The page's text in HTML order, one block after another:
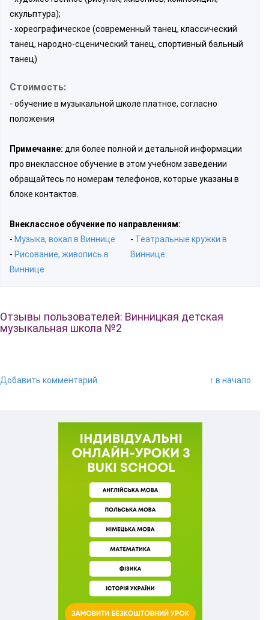
скульптура);
- хореографическое (современный танец, классический
танец, народно-сценический танец, спортивный бальный
танец)
Стоимость:
- обучение в музыкальной школе платное, согласно
положения
Примечание: для более полной и детальной информации
про внеклассное обучение в этом учебном заведении
обращайтесь по номерам телефонов, которые указаны в
блоке контактов.
Внеклассное обучение по направлениям:
- Музыка, вокал в Виннице
- Рисование, живопись в
Виннице
- Театральные кружки в
Виннице
Отзывы пользователей: Винницкая детская
музыкальная школа №2
Добавить комментарий ↑ в начало